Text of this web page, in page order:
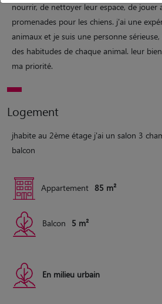
nourrir, de nettoyer leur espace, de jouer
promenades pour les chiens. j'ai une
animaux et je suis une personne
des habitudes de chaque animal. leur
ma priorité.
Logement
jhabite au 2ème étage j'ai un salon 3
balcon
Appartement 85 m²
Balcon 5 m²
En milieu urbain